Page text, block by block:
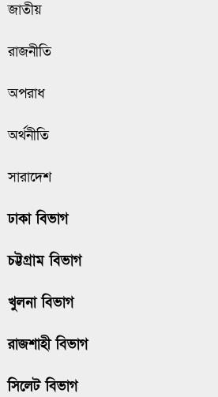
জাতীয়
রাজনীতি
অপরাধ
অর্থনীতি
সারাদেশ
ঢাকা বিভাগ
চট্টগ্রাম বিভাগ
খুলনা বিভাগ
রাজশাহী বিভাগ
সিলেট বিভাগ